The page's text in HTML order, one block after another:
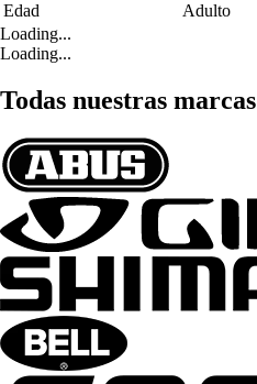
Edad
Adulto
Loading...
Loading...
Todas nuestras marcas